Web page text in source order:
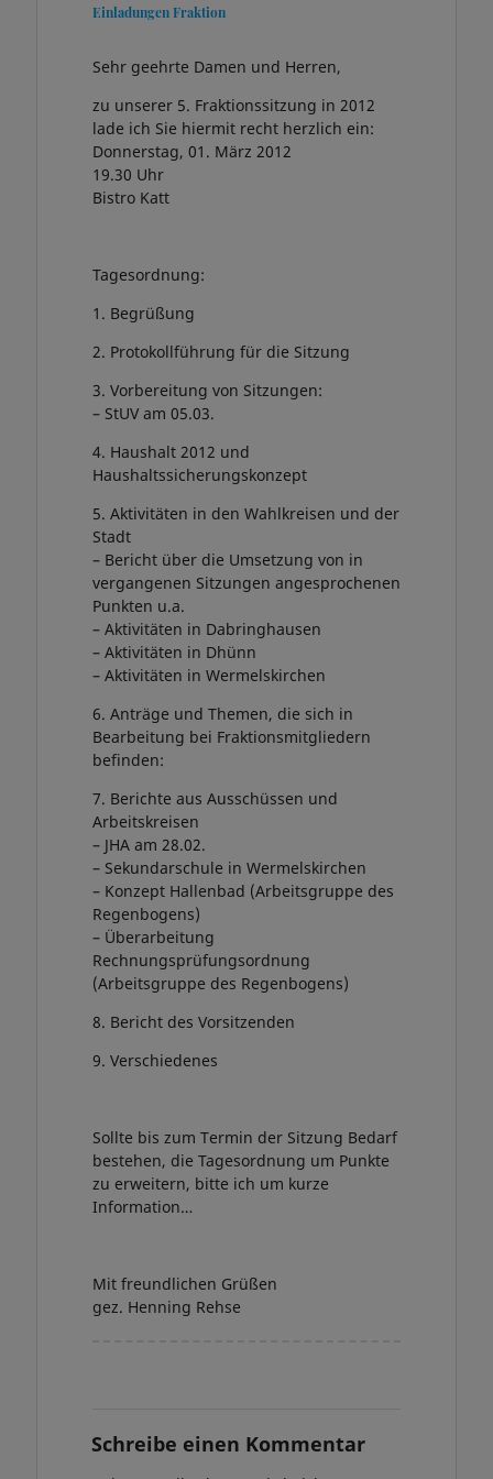
Einladungen Fraktion
Sehr geehrte Damen und Herren,
zu unserer 5. Fraktionssitzung in 2012
lade ich Sie hiermit recht herzlich ein:
Donnerstag, 01. März 2012
19.30 Uhr
Bistro Katt
Tagesordnung:
1. Begrüßung
2. Protokollführung für die Sitzung
3. Vorbereitung von Sitzungen:
– StUV am 05.03.
4. Haushalt 2012 und
Haushaltssicherungskonzept
5. Aktivitäten in den Wahlkreisen und der
Stadt
– Bericht über die Umsetzung von in
vergangenen Sitzungen angesprochenen
Punkten u.a.
– Aktivitäten in Dabringhausen
– Aktivitäten in Dhünn
– Aktivitäten in Wermelskirchen
6. Anträge und Themen, die sich in
Bearbeitung bei Fraktionsmitgliedern
befinden:
7. Berichte aus Ausschüssen und
Arbeitskreisen
– JHA am 28.02.
– Sekundarschule in Wermelskirchen
– Konzept Hallenbad (Arbeitsgruppe des
Regenbogens)
– Überarbeitung
Rechnungsprüfungsordnung
(Arbeitsgruppe des Regenbogens)
8. Bericht des Vorsitzenden
9. Verschiedenes
Sollte bis zum Termin der Sitzung Bedarf
bestehen, die Tagesordnung um Punkte
zu erweitern, bitte ich um kurze
Information…
Mit freundlichen Grüßen
gez. Henning Rehse
Schreibe einen Kommentar